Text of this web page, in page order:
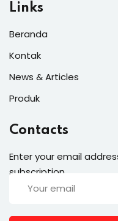
Links
Beranda
Kontak
News & Articles
Produk
Contacts
Enter your email
subscription